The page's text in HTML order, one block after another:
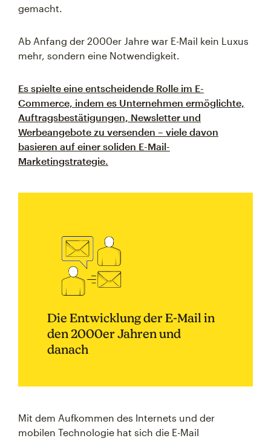
gemacht.
Ab Anfang der 2000er Jahre war E-Mail kein Luxus
mehr, sondern eine Notwendigkeit.
Es spielte eine entscheidende Rolle im E-
Commerce, indem es Unternehmen ermöglichte,
Auftragsbestätigungen, Newsletter und
Werbeangebote zu versenden – viele davon
basieren auf einer soliden E-Mail-
Marketingstrategie.
Die Entwicklung der E-Mail in
den 2000er Jahren und
danach
Mit dem Aufkommen des Internets und der
mobilen Technologie hat sich die E-Mail